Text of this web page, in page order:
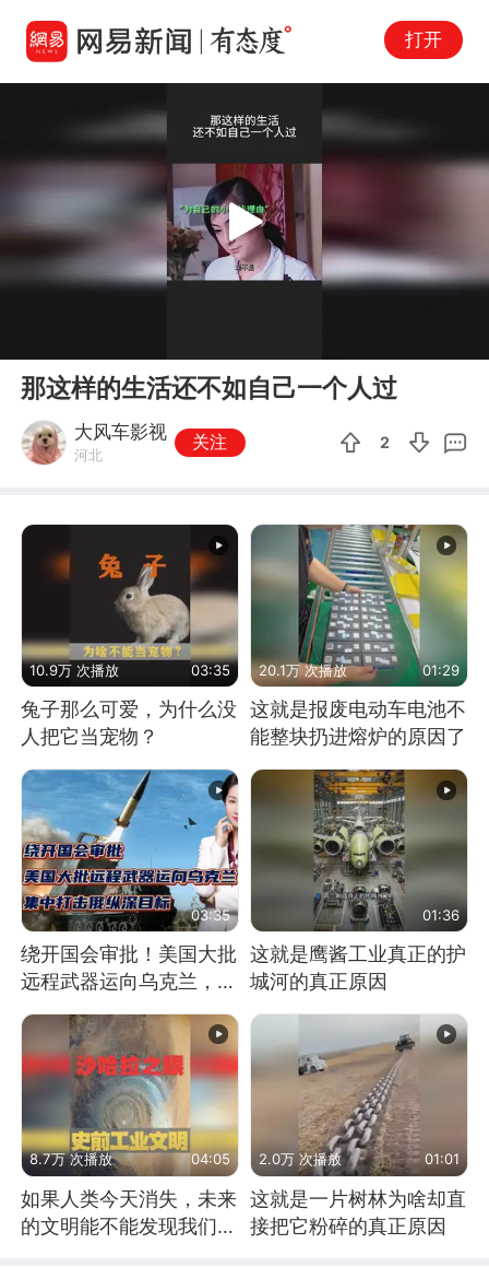
打开
Play
那这样的生活还不如自己一个人过
大风车影视
河北
关注 2
10.9万 次播放 03:35
兔子那么可爱，为什么没
人把它当宠物？
20.1万 次播放 01:29
这就是报废电动车电池不
能整块扔进熔炉的原因了
03:35
绕开国会审批！美国大批
远程武器运向乌克兰，集
01:36
这就是鹰酱工业真正的护
城河的真正原因
8.7万 次播放 04:05
如果人类今天消失，未来
的文明能不能发现我们存
2.0万 次播放 01:01
这就是一片树林为啥却直
接把它粉碎的真正原因